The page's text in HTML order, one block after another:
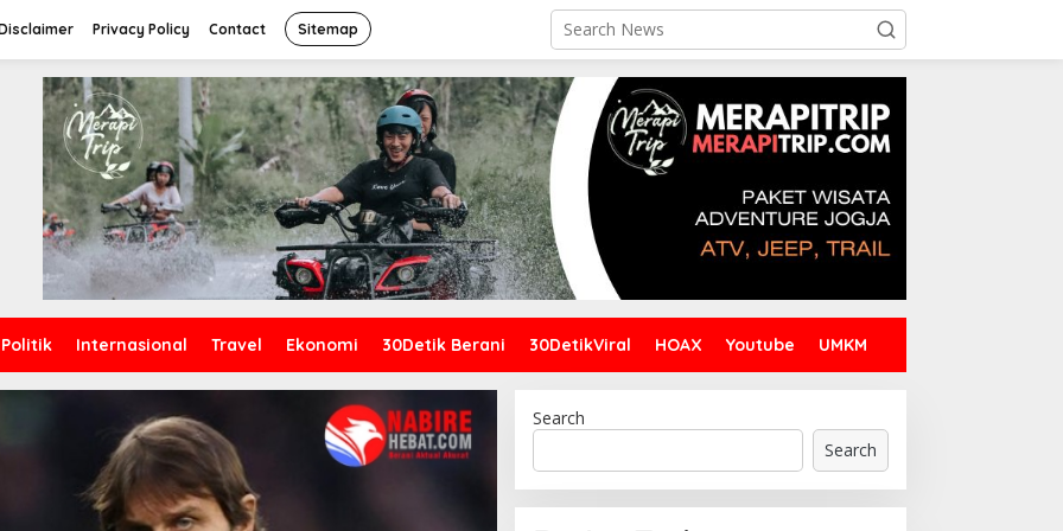
Privacy Policy Contact Sitemap
Politik Internasional Travel Ekonomi 30Detik Berani 30DetikViral HOAX Youtube UMKM
Search
Search